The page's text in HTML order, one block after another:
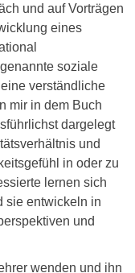
und auf Vorträgen
eines
soziale
verständliche
mir in dem Buch
dargelegt
und
in oder zu
lernen sich
sie entwickeln in
und
wenden und ihn